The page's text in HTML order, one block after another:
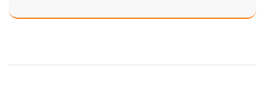
Découvrez les 10 usages concrets qui font d'eux la